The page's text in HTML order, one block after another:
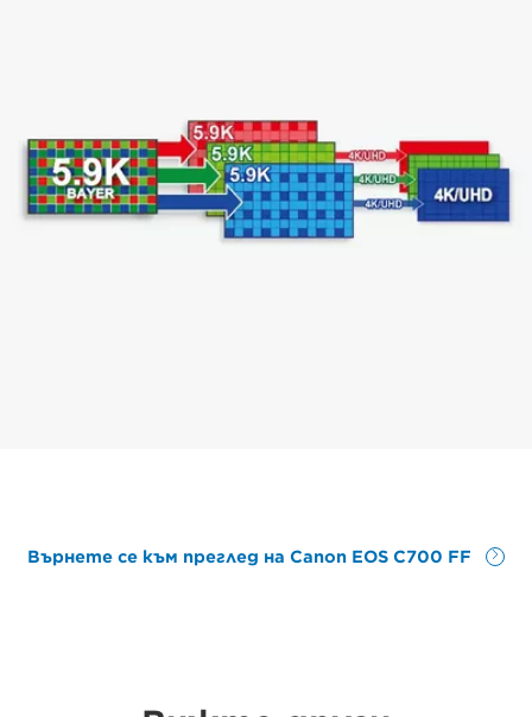
Върнете се към преглед на Canon EOS C700 FF